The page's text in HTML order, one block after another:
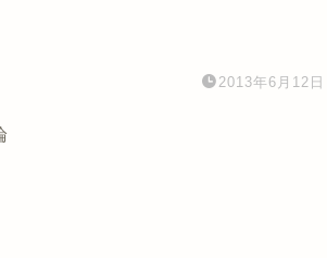
2013年6月12日